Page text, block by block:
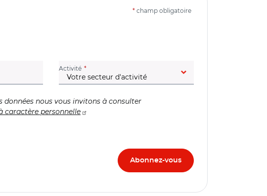
* champ obligatoire
Activité (champ obligatoire)
nous vous invitons à consulter
caractère personnelle